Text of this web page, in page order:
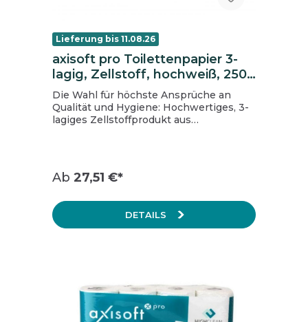
Lieferung bis 11.08.26
axisoft pro Toilettenpapier 3-
lagig, Zellstoff, hochweiß, 250
Blatt pro Rolle, 72 Rollen
Die Wahl für höchste Ansprüche an
Qualität und Hygiene: Hochwertiges, 3-
lagiges Zellstoffprodukt aus
recyclebar und enthält mindestens 60%
Recyclinganteil PCR. Marke: axisoft pro
Farbe: hochweiß Falz: / Lage: 3-lagig
Hülsendurchmesser (cm): 4,3
Rollenlänge (m): 27,5 Anzahl VE/Palette:
Ab 27,51 €*
DETAILS